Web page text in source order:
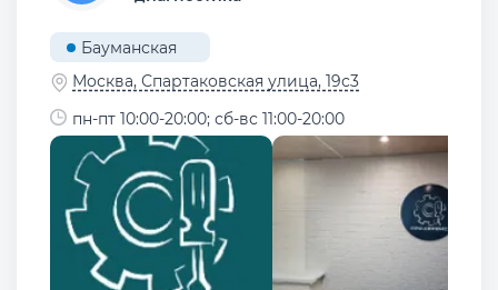
Бауманская
Москва, Спартаковская улица, 19с3
пн-пт 10:00-20:00; сб-вс 11:00-20:00